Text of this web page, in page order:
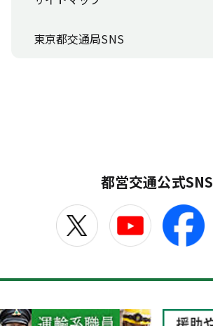
東京都交通局SNS
都営交通公式SNS